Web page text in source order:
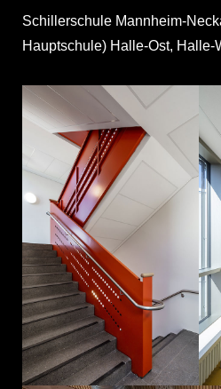
Schillerschule Mannheim-
Hauptschule) Halle-Ost, Halle-